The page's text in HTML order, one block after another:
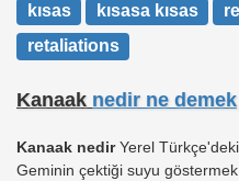
kısas kısasa kısas
retaliations
Kanaak nedir ne demek
Kanaak nedirYerel Türkçe'deki
Geminin çektiği suyu